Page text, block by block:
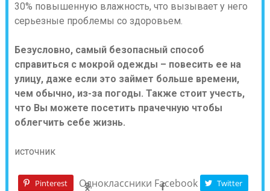
30% повышенную влажность, что вызывает у него
серьезные проблемы со здоровьем.
Безусловно, самый безопасный способ
справиться с мокрой одежды – повесить ее на
улицу, даже если это займет больше времени,
чем обычно, из-за погоды. Также стоит учесть,
что Вы можете посетить прачечную чтобы
облегчить себе жизнь.
источник
Pinterest Одноклассники Facebook Twitter